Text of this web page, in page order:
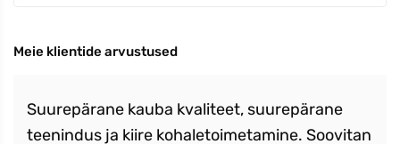
Meie klientide arvustused
Suurepärane kauba kvaliteet, suurepärane
teenindus ja kiire kohaletoimetamine. Soovitan